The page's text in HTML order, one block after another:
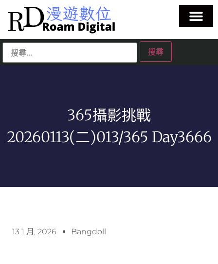
365攝影挑戰
20260113(二)013/365 Day3666
13 1 月, 2026 Bangdoll